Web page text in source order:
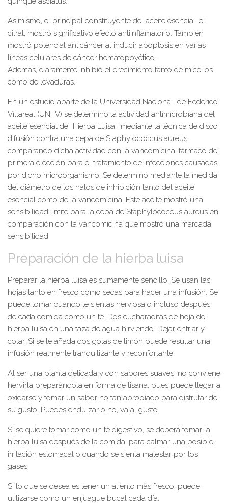
Asimismo, el principal constituyente del aceite esencial, el
citral, mostró significativo efecto antiinflamatorio. También
mostró potencial anticáncer al inducir apoptosis en varias
líneas celulares de cáncer hematopoyético.
Además, claramente inhibió el crecimiento tanto de micelios
como de levaduras.
En un estudio aparte de la Universidad Nacional de Federico
Villareal (UNFV) se determinó la actividad antimicrobiana del
aceite esencial de “Hierba Luisa”, mediante la técnica de disco
difusión contra una cepa de Staphylococcus aureus,
comparando dicha actividad con la vancomicina, fármaco de
primera elección para el tratamiento de infecciones causadas
por dicho microorganismo. Se determinó mediante la medida
del diámetro de los halos de inhibición tanto del aceite
esencial como de la vancomicina. Este aceite mostró una
sensibilidad límite para la cepa de Staphylococcus aureus en
comparación con la vancomicina que mostró una marcada
sensibilidad
Preparación de la hierba luisa
Preparar la hierba luisa es sumamente sencillo. Se usan las
hojas tanto en fresco como secas para hacer una infusión. Se
puede tomar cuando te sientas nerviosa o incluso después
de cada comida como un té. Dos cucharaditas de hoja de
hierba luisa en una taza de agua hirviendo. Dejar enfriar y
colar. Si se le añada dos gotas de limón puede resultar una
infusión realmente tranquilizante y reconfortante.
Al ser una planta delicada y con sabores suaves, no conviene
hervirla preparándola en forma de tisana, pues puede llegar a
oxidarse y tomar un sabor no tan apropiado para disfrutar de
su gusto. Puedes endulzar o no, va al gusto.
Si se quiere tomar como un té digestivo, se deberá tomar la
hierba luisa después de la comida, para calmar una posible
irritación estomacal o cuando se sienta malestar por los
gases.
Si lo que se desea es tener un aliento más fresco, puede
utilizarse como un enjuague bucal cada día.